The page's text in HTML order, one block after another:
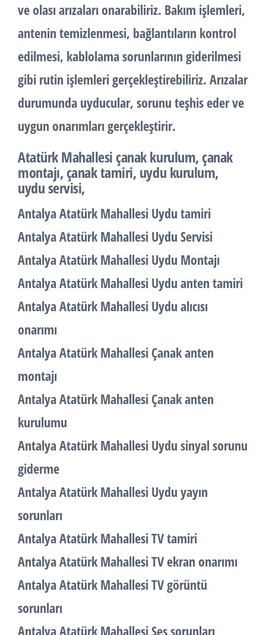
ve olası arızaları onarabiliriz. Bakım işlemleri,
antenin temizlenmesi, bağlantıların kontrol
edilmesi, kablolama sorunlarının giderilmesi
gibi rutin işlemleri gerçekleştirebiliriz. Arızalar
durumunda uyducular, sorunu teşhis eder ve
uygun onarımları gerçekleştirir.
Atatürk Mahallesi çanak kurulum, çanak
montajı, çanak tamiri, uydu kurulum,
uydu servisi,
Antalya Atatürk Mahallesi Uydu tamiri
Antalya Atatürk Mahallesi Uydu Servisi
Antalya Atatürk Mahallesi Uydu Montajı
Antalya Atatürk Mahallesi Uydu anten tamiri
Antalya Atatürk Mahallesi Uydu alıcısı
onarımı
Antalya Atatürk Mahallesi Çanak anten
montajı
Antalya Atatürk Mahallesi Çanak anten
kurulumu
Antalya Atatürk Mahallesi Uydu sinyal sorunu
giderme
Antalya Atatürk Mahallesi Uydu yayın
sorunları
Antalya Atatürk Mahallesi TV tamiri
Antalya Atatürk Mahallesi TV ekran onarımı
Antalya Atatürk Mahallesi TV görüntü
sorunları
Antalya Atatürk Mahallesi Ses sorunları